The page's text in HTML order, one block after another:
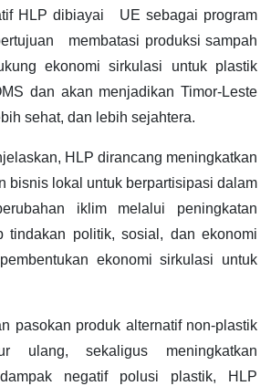
HLP dibiayai UE sebagai program
membatasi produksi sampah
ekonomi sirkulasi untuk plastik
dan akan menjadikan Timor-Leste
sehat, dan lebih sejahtera.
HLP dirancang meningkatkan
bisnis lokal untuk berpartisipasi dalam
iklim melalui peningkatan
tindakan politik, sosial, dan ekonomi
ekonomi sirkulasi untuk
pasokan produk alternatif non-plastik
ulang, sekaligus meningkatkan
negatif polusi plastik, HLP